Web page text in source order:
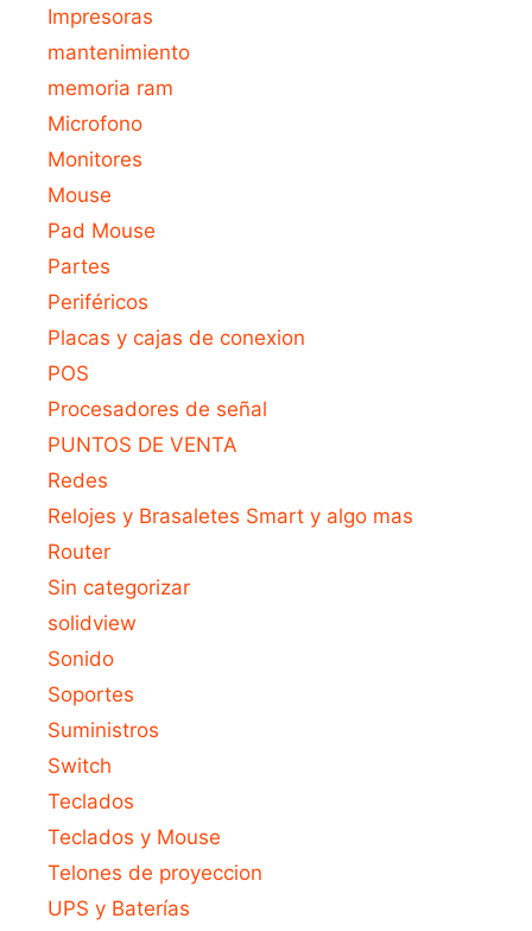
Impresoras
mantenimiento
memoria ram
Microfono
Monitores
Mouse
Pad Mouse
Partes
Periféricos
Placas y cajas de conexion
POS
Procesadores de señal
PUNTOS DE VENTA
Redes
Relojes y Brasaletes Smart y algo mas
Router
Sin categorizar
solidview
Sonido
Soportes
Suministros
Switch
Teclados
Teclados y Mouse
Telones de proyeccion
UPS y Baterías